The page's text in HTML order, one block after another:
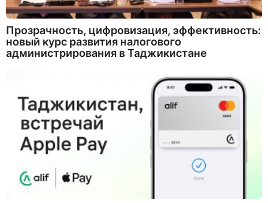
Прозрачность, цифровизация, эффективность:
новый курс развития налогового
администрирования в Таджикистане